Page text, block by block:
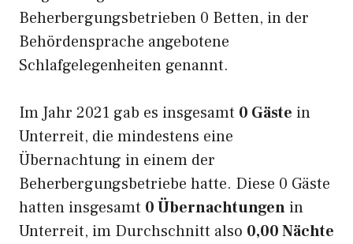
Beherbergungsbetrieben 0 Betten, in der
Behördensprache angebotene
Schlafgelegenheiten genannt.
Im Jahr 2021 gab es insgesamt 0 Gäste in
Unterreit, die mindestens eine
Übernachtung in einem der
Beherbergungsbetriebe hatte. Diese 0 Gäste
hatten insgesamt 0 Übernachtungen in
Unterreit, im Durchschnitt also 0,00 Nächte